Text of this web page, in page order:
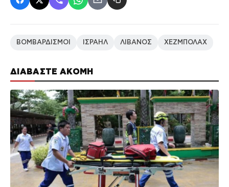
ΔΙΑΒΑΣΤΕ ΑΚΟΜΗ
ΒΟΜΒΑΡΔΙΣΜΟΙ ΙΣΡΑΗΛ ΛΙΒΑΝΟΣ ΧΕΖΜΠΟΛΑΧ